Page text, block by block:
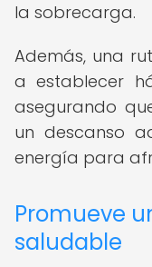
la sobrecarga.
Además, una
a establecer
asegurando
un descanso
energía para
Promueve
saludable